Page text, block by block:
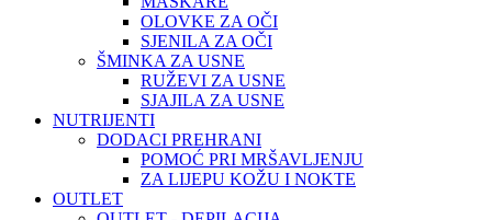
OLOVKE ZA OČI
SJENILA ZA OČI
ŠMINKA ZA USNE
RUŽEVI ZA USNE
SJAJILA ZA USNE
NUTRIJENTI
DODACI PREHRANI
POMOĆ PRI MRŠAVLJENJU
ZA LIJEPU KOŽU I NOKTE
OUTLET